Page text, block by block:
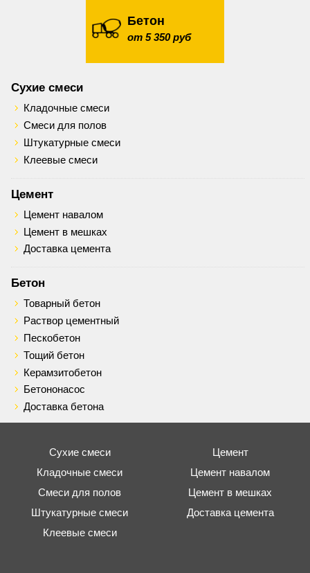
Бетон
от 5 350 руб
Сухие смеси
Кладочные смеси
Смеси для полов
Штукатурные смеси
Клеевые смеси
Цемент
Цемент навалом
Цемент в мешках
Доставка цемента
Бетон
Товарный бетон
Раствор цементный
Пескобетон
Тощий бетон
Керамзитобетон
Бетононасос
Доставка бетона
Сухие смеси
Кладочные смеси
Смеси для полов
Штукатурные смеси
Клеевые смеси
Цемент
Цемент навалом
Цемент в мешках
Доставка цемента